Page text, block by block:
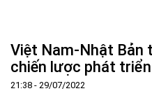
Lịch sử hình thành và phát
Tầm nhìn - Sứ mệnh
Tin tức - sự kiện
Ban Quản lý Khu
Quy hoạch
Việt Nam-Nhật Bản
chiến lược phát
21:38 - 29/07/2022